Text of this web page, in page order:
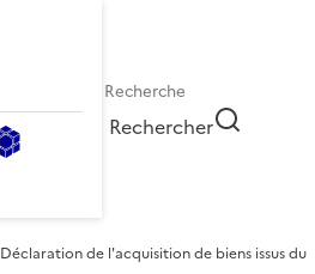
Rechercher
Déclaration de l'acquisition de biens issus du